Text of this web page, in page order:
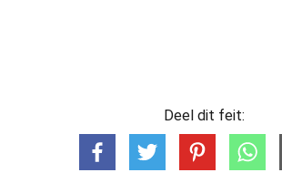
Deel dit feit: